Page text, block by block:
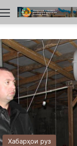
Меню
Хабарҳои руз